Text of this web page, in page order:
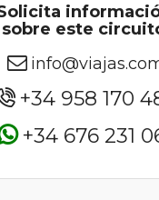
sobre este
+34 958 170
+34 676 231